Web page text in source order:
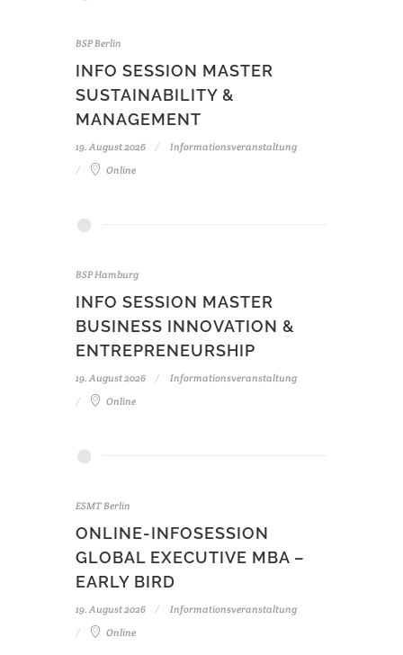
BSP Berlin
INFO SESSION MASTER
SUSTAINABILITY &
MANAGEMENT
19. August 2026
Informationsveranstaltung
Online
BSP Hamburg
INFO SESSION MASTER
BUSINESS INNOVATION &
ENTREPRENEURSHIP
19. August 2026
Informationsveranstaltung
Online
ESMT Berlin
ONLINE-INFOSESSION
GLOBAL EXECUTIVE MBA –
EARLY BIRD
19. August 2026
Informationsveranstaltung
Online